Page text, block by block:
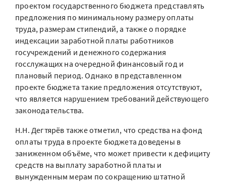
проектом государственного бюджета представлять
предложения по минимальному размеру оплаты
труда, размерам стипендий, а также о порядке
индексации заработной платы работников
госучреждений и денежного содержания
госслужащих на очередной финансовый год и
плановый период. Однако в представленном
проекте бюджета такие предложения отсутствуют,
что является нарушением требований действующего
законодательства.
Н.Н. Дегтярёв также отметил, что средства на фонд
оплаты труда в проекте бюджета доведены в
заниженном объёме, что может привести к дефициту
средств на выплату заработной платы и
вынужденным мерам по сокращению штатной